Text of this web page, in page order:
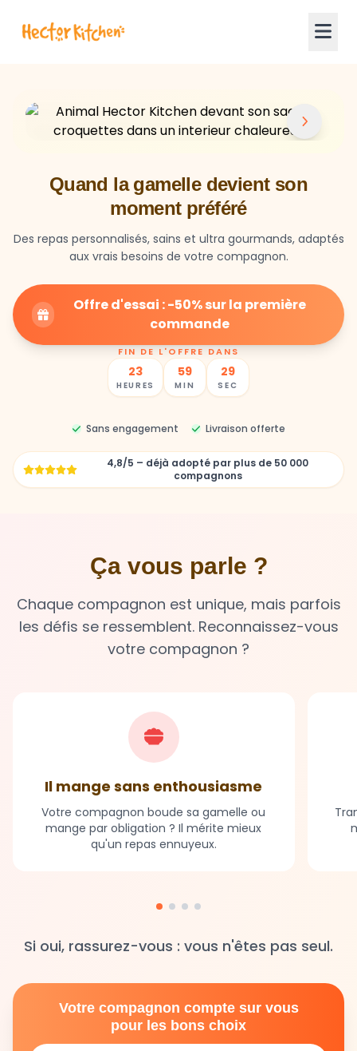
Quand la gamelle devient son
moment préféré
Des repas personnalisés, sains et ultra gourmands, adaptés
aux vrais besoins de votre compagnon.
Offre d'essai : -50% sur la première
commande
FIN DE L'OFFRE DANS
23
HEURES
59
MIN
28
SEC
Sans engagement Livraison offerte
4,8/5 – déjà adopté par plus de 50 000
compagnons
Ça vous parle ?
Chaque compagnon est unique, mais parfois
les défis se ressemblent. Reconnaissez-vous
votre compagnon ?
Il mange sans enthousiasme
Votre compagnon boude sa gamelle ou
mange par obligation ? Il mérite mieux
qu'un repas ennuyeux.
Si oui, rassurez-vous : vous n'êtes pas seul.
Votre compagnon compte sur vous
pour les bons choix